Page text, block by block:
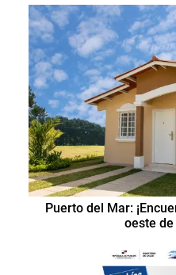
Puerto del Mar:
oeste